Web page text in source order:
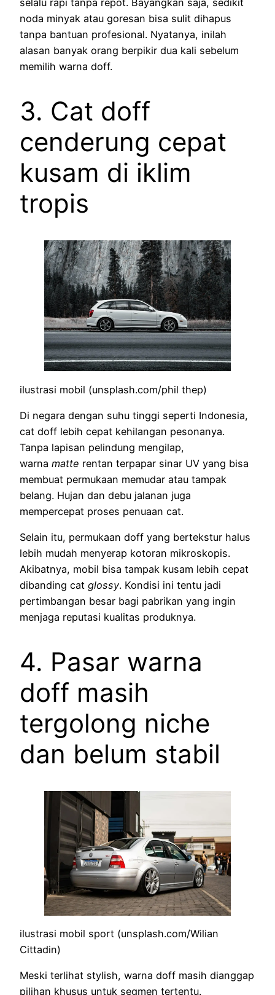
noda minyak atau goresan bisa sulit dihapus
tanpa bantuan profesional. Nyatanya, inilah
alasan banyak orang berpikir dua kali sebelum
memilih warna doff.
3. Cat doff
cenderung cepat
kusam di iklim
tropis
ilustrasi mobil (unsplash.com/phil thep)
Di negara dengan suhu tinggi seperti Indonesia,
cat doff lebih cepat kehilangan pesonanya.
Tanpa lapisan pelindung mengilap,
warna matte rentan terpapar sinar UV yang bisa
membuat permukaan memudar atau tampak
belang. Hujan dan debu jalanan juga
mempercepat proses penuaan cat.
Selain itu, permukaan doff yang bertekstur halus
lebih mudah menyerap kotoran mikroskopis.
Akibatnya, mobil bisa tampak kusam lebih cepat
dibanding cat glossy. Kondisi ini tentu jadi
pertimbangan besar bagi pabrikan yang ingin
menjaga reputasi kualitas produknya.
4. Pasar warna
doff masih
tergolong niche
dan belum stabil
ilustrasi mobil sport (unsplash.com/Wilian
Cittadin)
Meski terlihat stylish, warna doff masih dianggap
pilihan khusus untuk segmen tertentu.